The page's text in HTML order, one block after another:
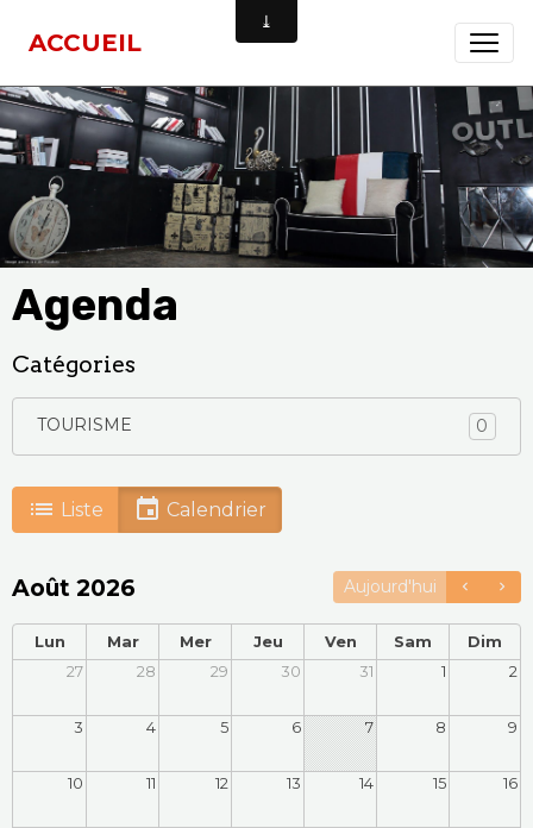
ACCUEIL
Agenda
Catégories
TOURISME 0
Liste Calendrier
Août 2026 Aujourd'hui
Lun Mar Mer Jeu Ven Sam
Dim
27
28 29 30 31 1 2
3 4 5 6 7 8 9
10 11 12 13 14 15 16